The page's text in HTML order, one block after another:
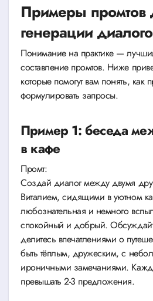
Примеры промтов
генерации
Понимание на практике —
составление промтов. Ниже
которые помогут вам понять, как
формулировать запросы.
Пример 1: беседа
в кафе
Промт:
Создай диалог между двумя
Виталием, сидящими в уютном
любознательная и немного
спокойный и добрый.
делитесь впечатлениями о
быть тёплым, дружеским, с
ироничными замечаниями.
превышать 2-3 предложения.